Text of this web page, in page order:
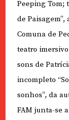
Peeping Tom;
de
Comuna de
teatro
sons de
incompleto
sonhos”, da
FAM junta-se